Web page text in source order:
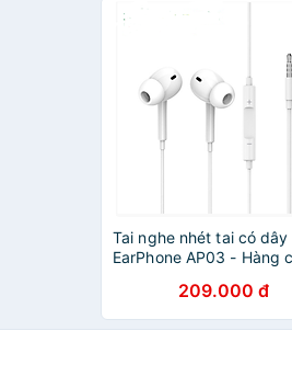
Tai nghe nhét tai có dây
EarPhone AP03 - Hàng
209.000 đ